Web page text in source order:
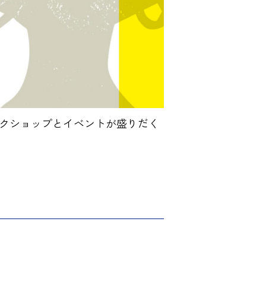
ショップとイベントが盛りだく